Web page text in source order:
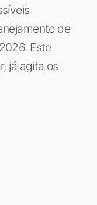
de
Este
já agita os